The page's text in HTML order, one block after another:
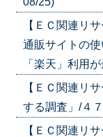
【ＥＣ関連リ
通販サイトの
「楽天」利用
【ＥＣ関連リ
する調査」/４
【ＥＣ関連リ